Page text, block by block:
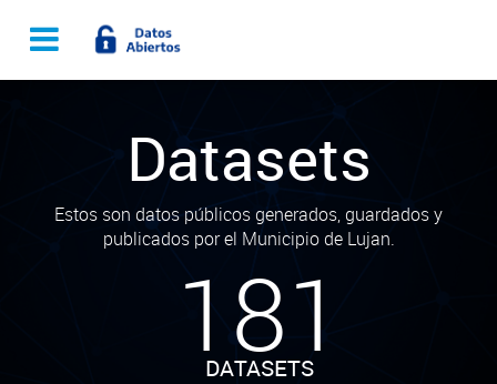
Datasets
Estos son datos públicos generados, guardados y
publicados por el Municipio de Lujan.
181
DATASETS